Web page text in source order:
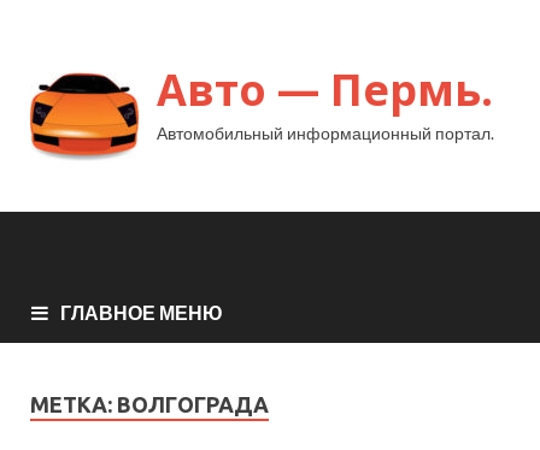
Авто — Пермь.
Автомобильный информационный портал.
ГЛАВНОЕ МЕНЮ
МЕТКА: ВОЛГОГРАДА